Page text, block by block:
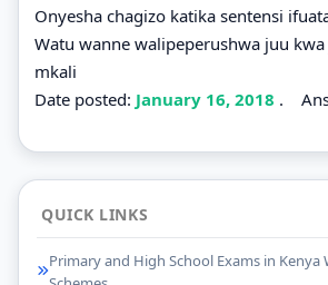
Onyesha chagizo katika sentensi
Watu wanne walipeperushwa juu
mkali
Date posted: January 16, 2018 .
QUICK LINKS
Primary and High School Exams in Kenya